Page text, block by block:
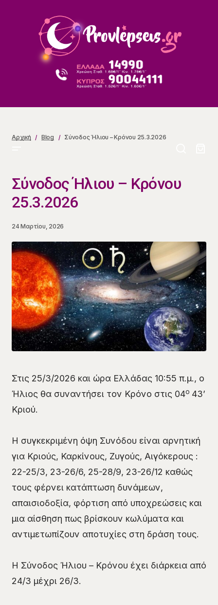
Αρχική Blog Σύνοδος Ήλιου – Κρόνου 25.3.2026
Σύνοδος Ήλιου – Κρόνου
25.3.2026
24 Μαρτίου, 2026
Στις 25/3/2026 και ώρα Ελλάδας 10:55 π.μ., ο
Ήλιος θα συναντήσει τον Κρόνο στις 04ο 43’
Κριού.
Η συγκεκριμένη όψη Συνόδου είναι αρνητική
για Κριούς, Καρκίνους, Ζυγούς, Αιγόκερους :
22-25/3, 23-26/6, 25-28/9, 23-26/12 καθώς
τους φέρνει κατάπτωση δυνάμεων,
απαισιοδοξία, φόρτιση από υποχρεώσεις και
μια αίσθηση πως βρίσκουν κωλύματα και
αντιμετωπίζουν αποτυχίες στη δράση τους.
Η Σύνοδος Ήλιου – Κρόνου έχει διάρκεια από
24/3 μέχρι 26/3.